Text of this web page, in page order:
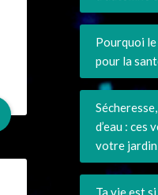
Pourquoi
pour la
d’eau :
votre jardin
Ta vie est